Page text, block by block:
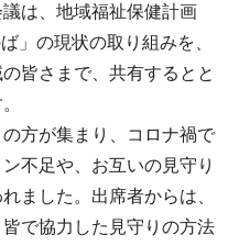
は、地域福祉保健計画
」の現状の取り組みを、
皆さまで、共有するとと
方が集まり、コロナ禍で
不足や、お互いの見守り
ました。出席者からは、
で協力した見守りの方法